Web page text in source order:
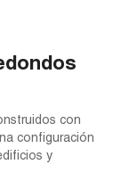
con
configuración
y